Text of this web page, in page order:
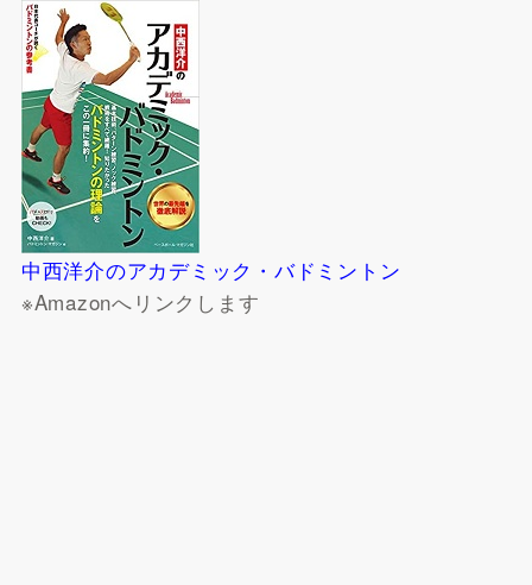
中西洋介のアカデミック・バドミントン
※Amazonへリンクします